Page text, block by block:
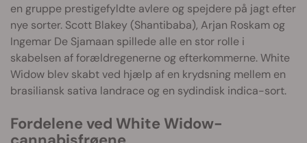
en gruppe prestigefyldte avlere og spejdere på jagt efter
nye sorter. Scott Blakey (Shantibaba), Arjan Roskam og
Ingemar De Sjamaan spillede alle en stor rolle i
skabelsen af forældregenerne og efterkommerne. White
Widow blev skabt ved hjælp af en krydsning mellem en
brasiliansk sativa landrace og en sydindisk indica-sort.
Fordelene ved White Widow-